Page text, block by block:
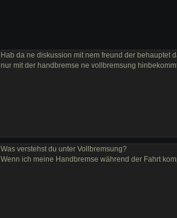
Hab da ne diskussion mit nem freund der behauptet
nur mit der handbremse ne vollbremsung
Was verstehst du unter Vollbremsung?
Wenn ich meine Handbremse während der Fahrt